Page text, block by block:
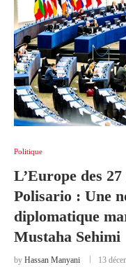
Politique
L’Europe des
Polisario : Une
diplomatique
Mustaha Sehimi
by Hassan Manyani 13